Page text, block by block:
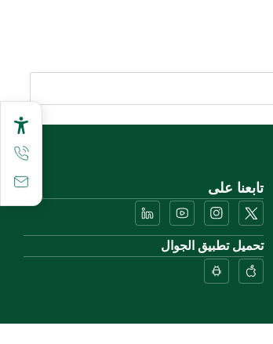
تابعنا على
تحميل تطبيق الجوال